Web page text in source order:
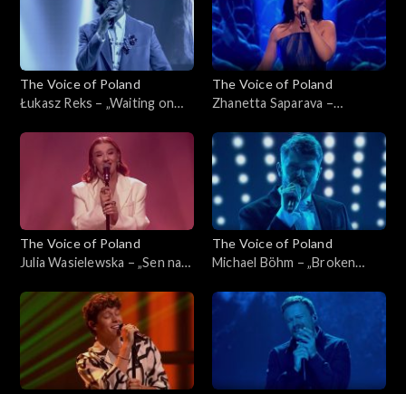
The Voice of Poland
Łukasz Reks – „Waiting on
Voice of Poland”, Live 1, 8
listopada 2025
The Voice of Poland
Zhanetta Saparava –
Poland”, Live 1, 8 listopada
2025
The Voice of Poland
Julia Wasielewska – „Sen na
Poland”, Live 1, 8 listopada
2025
The Voice of Poland
Michael Böhm – „Broken
Poland”, Live 1, 8 listopada